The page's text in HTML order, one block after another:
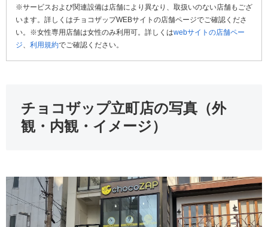
※サービスおよび関連設備は店舗により異なり、取扱いのない店舗もござ
います。詳しくはチョコザップWEBサイトの店舗ページでご確認くださ
い。※女性専用店舗は女性のみ利用可。詳しくはwebサイトの店舗ペー
ジ、 利用規約でご確認ください。
チョコザップ立町店の写真（外
観・内観・イメージ）